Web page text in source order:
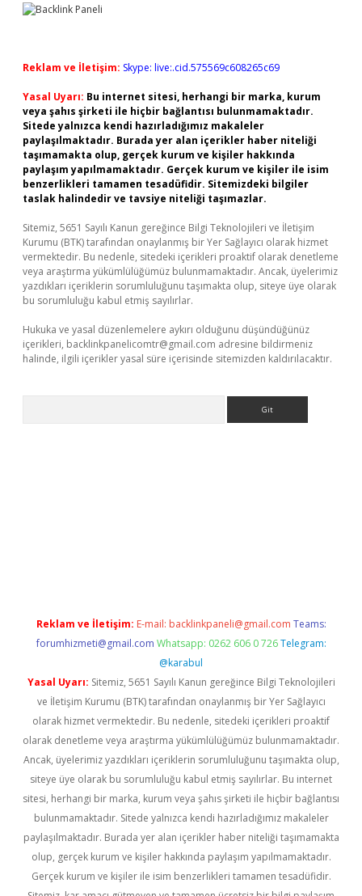
Reklam ve İletişim: Skype: live:.cid.575569c608265c69
Yasal Uyarı: Bu internet sitesi, herhangi bir marka, kurum
veya şahıs şirketi ile hiçbir bağlantısı bulunmamaktadır.
Sitede yalnızca kendi hazırladığımız makaleler
paylaşılmaktadır. Burada yer alan içerikler haber niteliği
taşımamakta olup, gerçek kurum ve kişiler hakkında
paylaşım yapılmamaktadır. Gerçek kurum ve kişiler ile isim
benzerlikleri tamamen tesadüfidir. Sitemizdeki bilgiler
taslak halindedir ve tavsiye niteliği taşımazlar.
Sitemiz, 5651 Sayılı Kanun gereğince Bilgi Teknolojileri ve İletişim
Kurumu (BTK) tarafından onaylanmış bir Yer Sağlayıcı olarak hizmet
vermektedir. Bu nedenle, sitedeki içerikleri proaktif olarak denetleme
veya araştırma yükümlülüğümüz bulunmamaktadır. Ancak, üyelerimiz
yazdıkları içeriklerin sorumluluğunu taşımakta olup, siteye üye olarak
bu sorumluluğu kabul etmiş sayılırlar.
Hukuka ve yasal düzenlemelere aykırı olduğunu düşündüğünüz
içerikleri, backlinkpanelicomtr@gmail.com adresine bildirmeniz
halinde, ilgili içerikler yasal süre içerisinde sitemizden kaldırılacaktır.
Reklam ve İletişim: E-mail: backlinkpaneli@gmail.com Teams:
forumhizmeti@gmail.com Whatsapp: 0262 606 0 726 Telegram:
@karabul
Yasal Uyarı: Sitemiz, 5651 Sayılı Kanun gereğince Bilgi Teknolojileri
ve İletişim Kurumu (BTK) tarafından onaylanmış bir Yer Sağlayıcı
olarak hizmet vermektedir. Bu nedenle, sitedeki içerikleri proaktif
olarak denetleme veya araştırma yükümlülüğümüz bulunmamaktadır.
Ancak, üyelerimiz yazdıkları içeriklerin sorumluluğunu taşımakta olup,
siteye üye olarak bu sorumluluğu kabul etmiş sayılırlar. Bu internet
sitesi, herhangi bir marka, kurum veya şahıs şirketi ile hiçbir bağlantısı
bulunmamaktadır. Sitede yalnızca kendi hazırladığımız makaleler
paylaşılmaktadır. Burada yer alan içerikler haber niteliği taşımamakta
olup, gerçek kurum ve kişiler hakkında paylaşım yapılmamaktadır.
Gerçek kurum ve kişiler ile isim benzerlikleri tamamen tesadüfidir.